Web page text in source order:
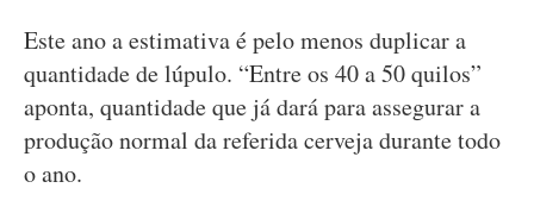
Este ano a estimativa é pelo menos duplicar a
quantidade de lúpulo. “Entre os 40 a 50 quilos”
aponta, quantidade que já dará para assegurar a
produção normal da referida cerveja durante todo
o ano.